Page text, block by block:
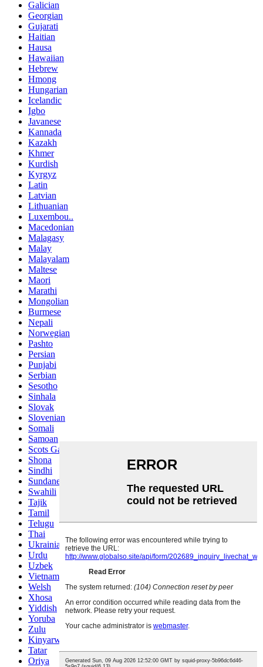
Galician
Georgian
Gujarati
Haitian
Hausa
Hawaiian
Hebrew
Hmong
Hungarian
Icelandic
Igbo
Javanese
Kannada
Kazakh
Khmer
Kurdish
Kyrgyz
Latin
Latvian
Lithuanian
Luxembou..
Macedonian
Malagasy
Malay
Malayalam
Maltese
Maori
Marathi
Mongolian
Burmese
Nepali
Norwegian
Pashto
Persian
Punjabi
Serbian
Sesotho
Sinhala
Slovak
Slovenian
Somali
Samoan
Scots Gaelic
Shona
Sindhi
Sundanese
Swahili
Tajik
Tamil
Telugu
Thai
Ukrainian
Urdu
Uzbek
Vietnamese
Welsh
Xhosa
Yiddish
Yoruba
Zulu
Kinyarwanda
Tatar
Oriya